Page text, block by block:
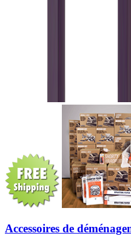
Accessoires de